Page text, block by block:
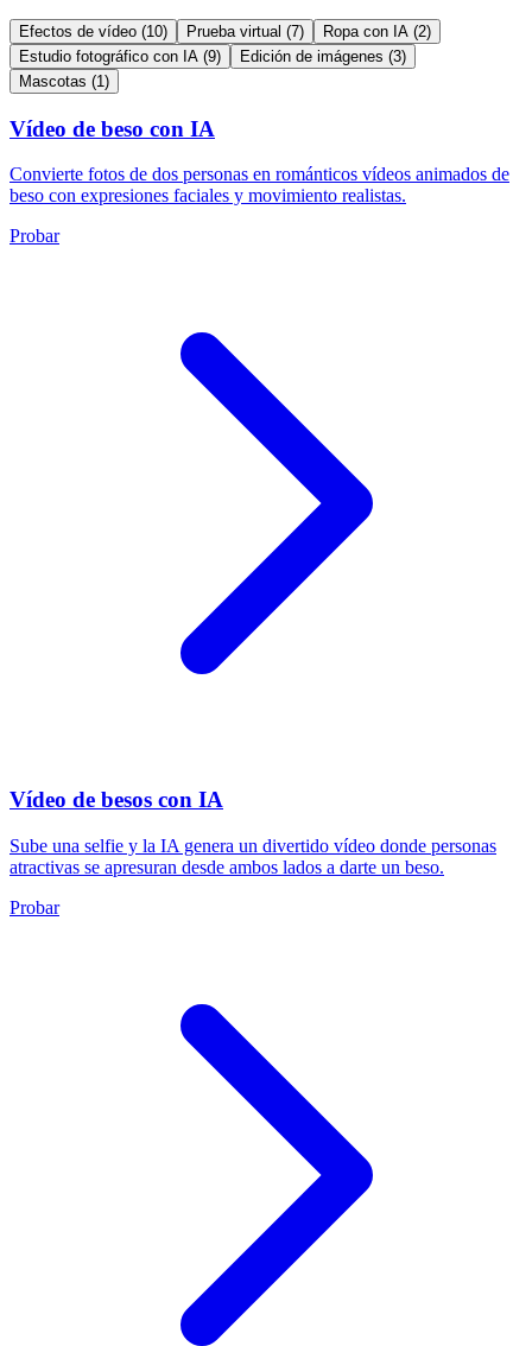
Efectos de vídeo (10) Prueba virtual (7) Ropa con IA (2)
Estudio fotográfico con IA (9) Edición de imágenes (3)
Mascotas (1)
Vídeo de beso con IA
Convierte fotos de dos personas en románticos vídeos animados de
beso con expresiones faciales y movimiento realistas.
Probar
Vídeo de besos con IA
Sube una selfie y la IA genera un divertido vídeo donde personas
atractivas se apresuran desde ambos lados a darte un beso.
Probar